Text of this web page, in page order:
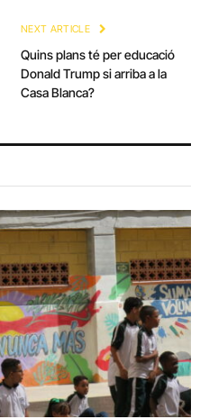
NEXT ARTICLE
Quins plans té per educació
Donald Trump si arriba a la
Casa Blanca?